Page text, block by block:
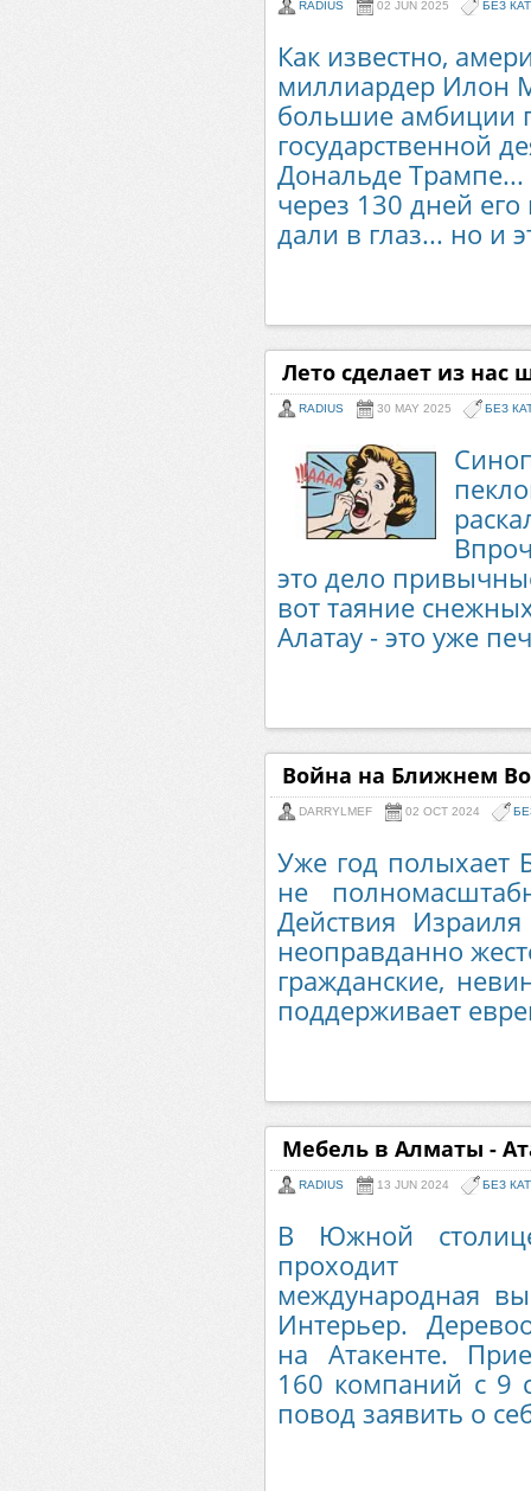
RADIUS 02 JUN 2025 БЕЗ
Как известно,
миллиардер Илон
большие амбиции
государственной
Дональде
через 130 дней
дали в глаз... но и
Лето сделает из нас
RADIUS 30 MAY 2025 БЕЗ
это дело
вот таяние
Алатау - это уже
Война на Ближнем
DARRYLMEF 02 OCT 2024
Уже год полыхает
не
Действия
неоправданно
гражданские,
поддерживает
Мебель в Алматы -
RADIUS 13 JUN 2024 БЕЗ
В Южной
проходит
международная
Интерьер.
на Атакенте.
160 компаний с 9
повод заявить о